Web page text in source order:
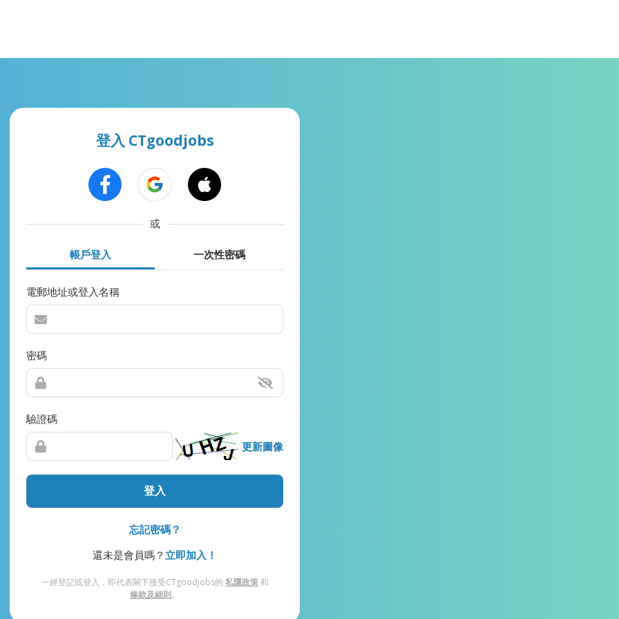
登入 CTgoodjobs
或
帳戶登入 一次性密碼
電郵地址或登入名稱
密碼
驗證碼
更新圖像
登入
忘記密碼？
還未是會員嗎？ 立即加入！
一經登記或登入，即代表閣下接受CTgoodjobs的 私隱政策和
條款及細則。